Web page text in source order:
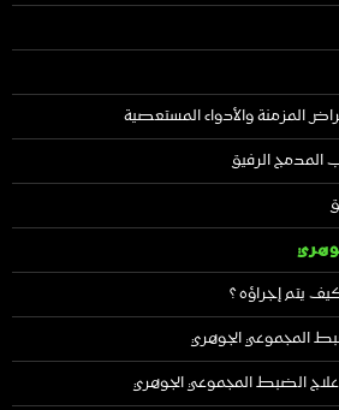
المزمنة والأدواء المستعصية
المدمج الرفيق
يتم إجراؤه ؟
المجموعي الجوهري
علاج الضبط المجموعي الجوهري